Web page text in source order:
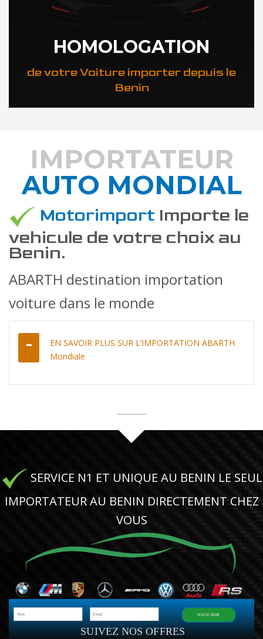
HOMOLOGATION
de votre Voiture importer depuis le
Benin
DÉCOUVREZ COMMENT
IMPORTATEUR
AUTO MONDIAL
Motorimport Importe le
vehicule de votre choix au
Benin.
ABARTH destination importation
voiture dans le monde
EN SAVOIR PLUS SUR L’IMPORTATION ABARTH
Mondiale
SERVICE N1 ET UNIQUE AU BENIN LE SEUL
IMPORTATEUR AU BENIN DIRECTEMENT CHEZ
VOUS
SUIVEZ NOS OFFRES
SOUSCRIRE